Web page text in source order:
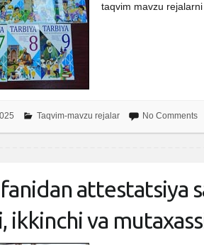
taqvim mavzu
Taqvim-mavzu rejalar No Comments
attestatsiya
ikkinchi va